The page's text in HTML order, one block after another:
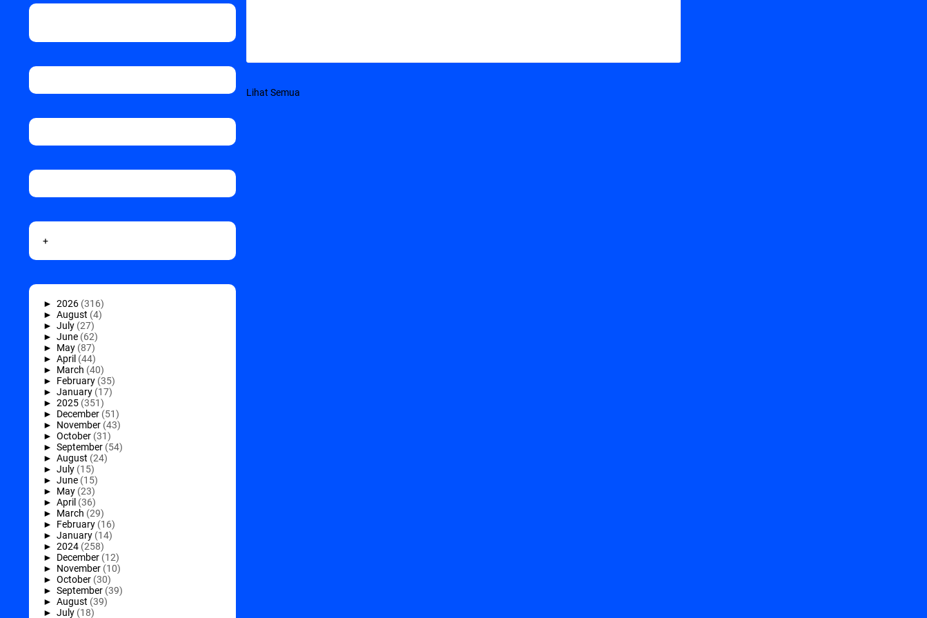
+
► 2026 (316)
► August (4)
► July (27)
► June (62)
► May (87)
► April (44)
► March (40)
► February (35)
► January (17)
► 2025 (351)
► December (51)
► November (43)
► October (31)
► September (54)
► August (24)
► July (15)
► June (15)
► May (23)
► April (36)
► March (29)
► February (16)
► January (14)
► 2024 (258)
► December (12)
► November (10)
► October (30)
► September (39)
► August (39)
► July (18)
Lihat Semua